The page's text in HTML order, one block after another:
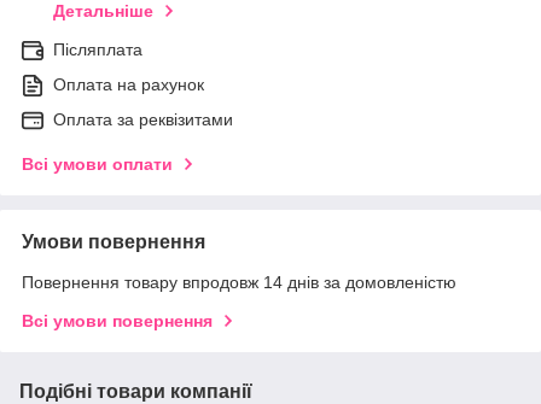
Детальніше
Післяплата
Оплата на рахунок
Оплата за реквізитами
Всі умови оплати
Умови повернення
Повернення товару впродовж 14 днів за домовленістю
Всі умови повернення
Подібні товари компанії